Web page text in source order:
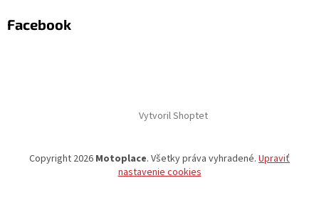
Facebook
Vytvoril Shoptet
Copyright 2026 Motoplace. Všetky práva vyhradené. Upraviť
nastavenie cookies